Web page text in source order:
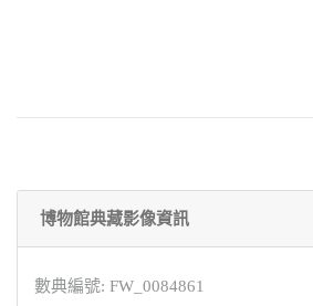
博物館典藏影像資訊
數典編號: FW_0084861